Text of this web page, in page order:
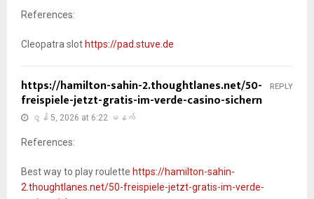
References:
Cleopatra slot https://pad.stuve.de
https://hamilton-sahin-2.thoughtlanes.net/50-
freispiele-jetzt-gratis-im-verde-casino-sichern
ဇွန် 5, 2026 at 6:22 မနက်
References:
Best way to play roulette https://hamilton-sahin-
2.thoughtlanes.net/50-freispiele-jetzt-gratis-im-verde-
REPLY